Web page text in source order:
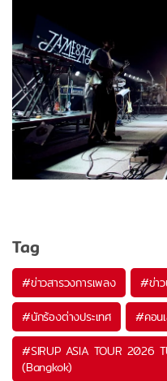
Tag
#ข่าวสารวงการเพลง #ข่า
#นักร้องต่างประเทศ #คอน
#SIRUP ASIA TOUR 2026
(Bangkok)